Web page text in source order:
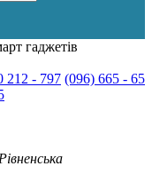
212 - 797 (096) 665 - 65